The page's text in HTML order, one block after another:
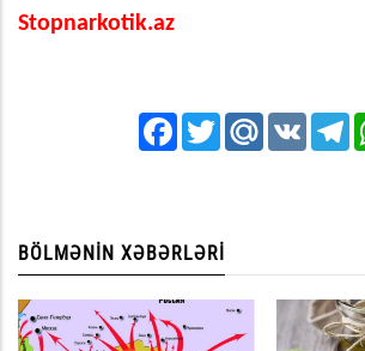
Stopnarkotik.az
FacebookTwitterMail.RuVK
BÖLMƏNIN XƏBƏRLƏRI